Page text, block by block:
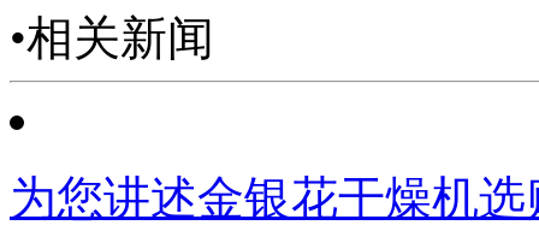
•相关新闻
为您讲述金银花干燥机